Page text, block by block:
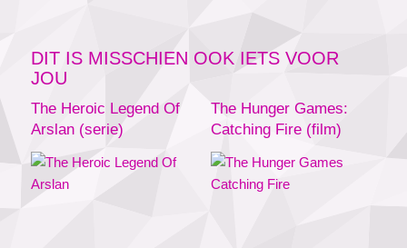
DIT IS MISSCHIEN OOK IETS VOOR
JOU
The Heroic Legend Of
Arslan (serie)
The Hunger Games:
Catching Fire (film)